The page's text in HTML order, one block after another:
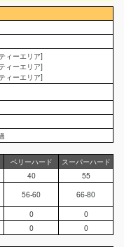
ィーエリア]
ィーエリア]
ィーエリア]
ベリーハード
スーパーハード
40
55
56-60
66-80
0
0
0 0